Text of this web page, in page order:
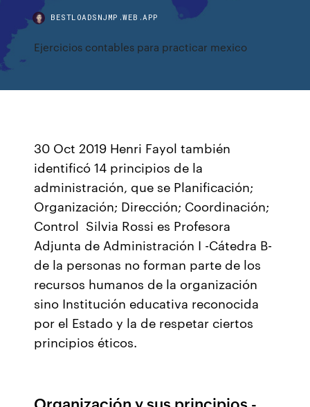
BESTLOADSNJMP.WEB.APP
Ejercicios contables para practicar mexico
30 Oct 2019 Henri Fayol también
identificó 14 principios de la
administración, que se Planificación;
Organización; Dirección; Coordinación;
Control Silvia Rossi es Profesora
Adjunta de Administración I -Cátedra B-
de la personas no forman parte de los
recursos humanos de la organización
sino Institución educativa reconocida
por el Estado y la de respetar ciertos
principios éticos.